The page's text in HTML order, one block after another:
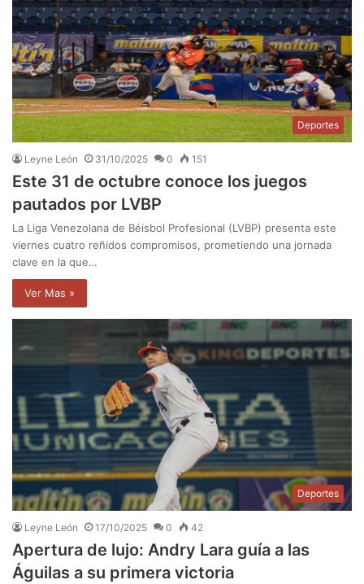
Deportes
Leyne León 31/10/2025 0 151
Este 31 de octubre conoce los juegos
pautados por LVBP
La Liga Venezolana de Béisbol Profesional (LVBP) presenta este
viernes cuatro reñidos compromisos, prometiendo una jornada
clave en la que…
Ver Mas »
Deportes
Leyne León 17/10/2025 0 42
Apertura de lujo: Andry Lara guía a las
Águilas a su primera victoria